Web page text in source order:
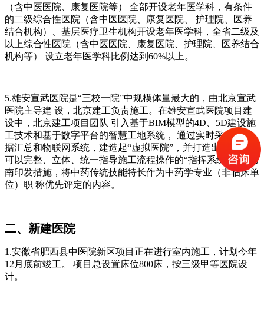
（含中医医院、康复医院等） 全部开设⽼年医学科，有条件
的⼆级综合性医院（含中医医院、康复医院、 护理院、医养
结合机构）、基层医疗卫⽣机构开设⽼年医学科，全省⼆级及
以上综合性医院（含中医医院、康复医院、护理院、医养结合
机构等） 设⽴⽼年医学科⽐例达到60%以上。
5.雄安宣武医院是“三校⼀院”中规模体量最⼤的，由北京宣武
医院主导建 设，北京建⼯负责施⼯。在雄安宣武医院项⽬建
设中，北京建⼯项⽬团队 引⼊基于BIM模型的4D、5D建设施
⼯技术和基于数字平台的智慧⼯地系统， 通过实时采集的数
据汇总和物联⽹系统，建造起“虚拟医院”，并打造出⼀ 整套
可以完整、⽴体、统⼀指导施⼯流程操作的“指挥系统”。 6.湖
南印发措施，将中药传统技能特⻓作为中药学专业（⾮临床单
位）职 称优先评定的内容。
⼆、新建医院
1.安徽省肥⻄县中医院新区项⽬正在进⾏室内施⼯，计划今年
12⽉底前竣⼯。 项⽬总设置床位800床，按三级甲等医院设
计。